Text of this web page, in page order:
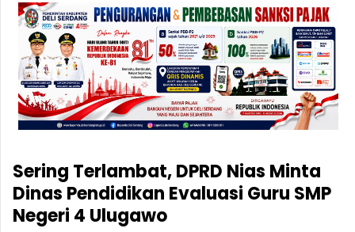
Sering Terlambat, DPRD Nias Minta
Dinas Pendidikan Evaluasi Guru SMP
Negeri 4 Ulugawo